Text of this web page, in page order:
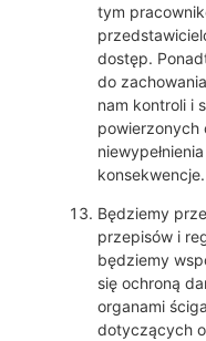
tym
dostęp.
do
nam kontroli i
powierzonych
konsekwencje.
Będziemy
przepisów i
będziemy
się ochroną
organami
dotyczących